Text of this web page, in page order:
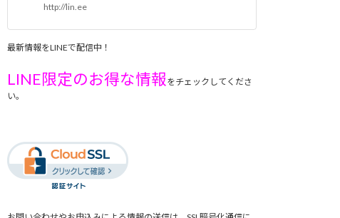
http://lin.ee
最新情報をLINEで配信中！
LINE限定のお得な情報をチェックしてくださ
い。